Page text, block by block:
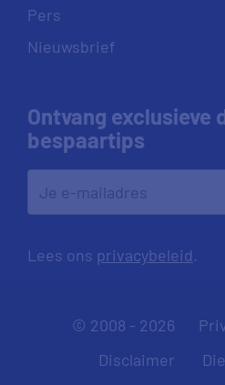
Pers
Nieuwsbrief
Ontvang exclusieve
bespaartips
Lees ons privacybeleid.
© 2008 - 2026
Disclaimer